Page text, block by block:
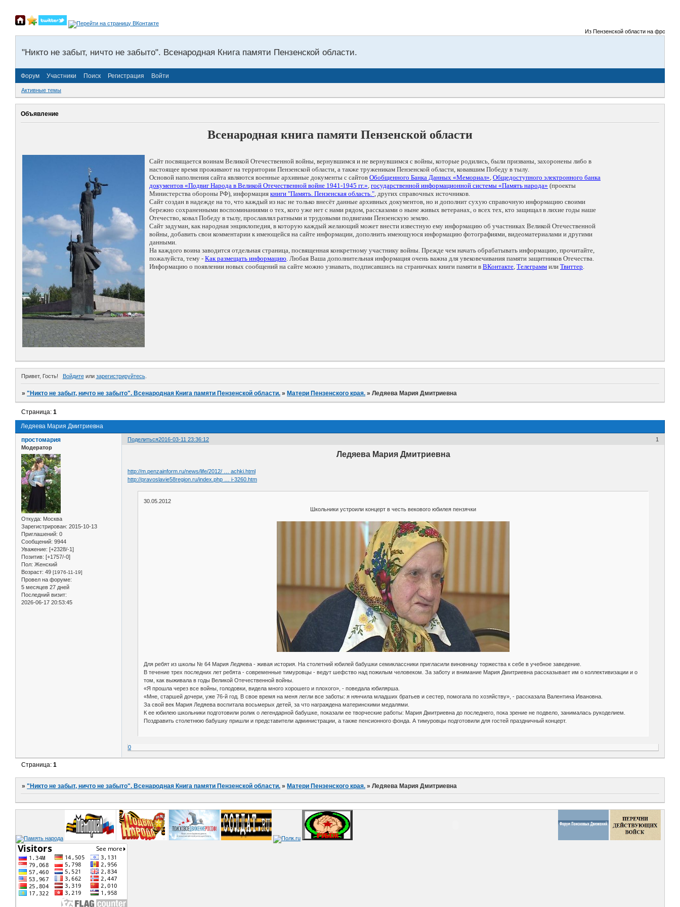
Из Пензенской области на фронты
"Никто не забыт, ничто не забыто". Всенародная Книга памяти Пензенской области.
Форум Участники Поиск Регистрация Войти
Активные темы
Объявление
Всенародная книга памяти Пензенской области
Сайт посвящается воинам Великой Отечественной войны, вернувшимся и не вернувшимся с войны, которые родились, были призваны, захоронены либо в
настоящее время проживают на территории Пензенской области, а также труженикам Пензенской области, ковавшим Победу в тылу.
Основой наполнения сайта являются военные архивные документы с сайтов Обобщенного Банка Данных «Мемориал», Общедоступного электронного банка
документов «Подвиг Народа в Великой Отечественной войне 1941-1945 гг.», государственной информационной системы «Память народа» (проекты
Министерства обороны РФ), информация книги "Память. Пензенская область.", других справочных источников.
Сайт создан в надежде на то, что каждый из нас не только внесёт данные архивных документов, но и дополнит сухую справочную информацию своими
бережно сохраненными воспоминаниями о тех, кого уже нет с нами рядом, рассказами о ныне живых ветеранах, о всех тех, кто защищал в лихие годы наше
Отечество, ковал Победу в тылу, прославлял ратными и трудовыми подвигами Пензенскую землю.
Сайт задуман, как народная энциклопедия, в которую каждый желающий может внести известную ему информацию об участниках Великой Отечественной
войны, добавить свои комментарии к имеющейся на сайте информации, дополнить имеющуюся информацию фотографиями, видеоматериалами и другими
данными.
На каждого воина заводится отдельная страница, посвященная конкретному участнику войны. Прежде чем начать обрабатывать информацию, прочитайте,
пожалуйста, тему - Как размещать информацию. Любая Ваша дополнительная информация очень важна для увековечивания памяти защитников Отечества.
Информацию о появлении новых сообщений на сайте можно узнавать, подписавшись на страничках книги памяти в ВКонтакте, Телеграмм или Твиттер.
Привет, Гость! Войдитеили зарегистрируйтесь.
»"Никто не забыт, ничто не забыто". Всенародная Книга памяти Пензенской области. » Матери Пензенского края. »Ледяева Мария Дмитриевна
Ледяева Мария Дмитриевна
Страница:1
Поделиться 1
2016-03-11 23:36:12
простомария
Модератор
Откуда: Москва
Зарегистрирован: 2015-10-13
Приглашений: 0
Сообщений: 9944
Уважение: [+2328/-1]
Позитив: [+1757/-0]
Пол: Женский
Возраст: 49 [1976-11-19]
Провел на форуме:
5 месяцев 27 дней
Последний визит:
2026-06-17 20:53:45
Ледяева Мария Дмитриевна
http://m.penzainform.ru/news/life/2012/ … achki.html
http://pravoslavie58region.ru/index.php … i-3260.htm
30.05.2012
Школьники устроили концерт в честь векового юбилея пензячки
Для ребят из школы № 64 Мария Ледяева - живая история. На столетний юбилей бабушки семиклассники пригласили виновницу торжества к себе в учебное заведение.
В течение трех последних лет ребята - современные тимуровцы - ведут шефство над пожилым человеком. За заботу и внимание Мария Дмитриевна рассказывает им о коллективизации и о
том, как выживала в годы Великой Отечественной войны.
«Я прошла через все войны, голодовки, видела много хорошего и плохого», - поведала юбилярша.
«Мне, старшей дочери, уже 76-й год. В свое время на меня легли все заботы: я нянчила младших братьев и сестер, помогала по хозяйству», - рассказала Валентина Ивановна.
За свой век Мария Ледяева воспитала восьмерых детей, за что награждена материнскими медалями.
К ее юбилею школьники подготовили ролик о легендарной бабушке, показали ее творческие работы: Мария Дмитриевна до последнего, пока зрение не подвело, занималась рукоделием.
Поздравить столетнюю бабушку пришли и представители администрации, а также пенсионного фонда. А тимуровцы подготовили для гостей праздничный концерт.
0
Страница:1
»"Никто не забыт, ничто не забыто". Всенародная Книга памяти Пензенской области. » Матери Пензенского края. »Ледяева Мария Дмитриевна